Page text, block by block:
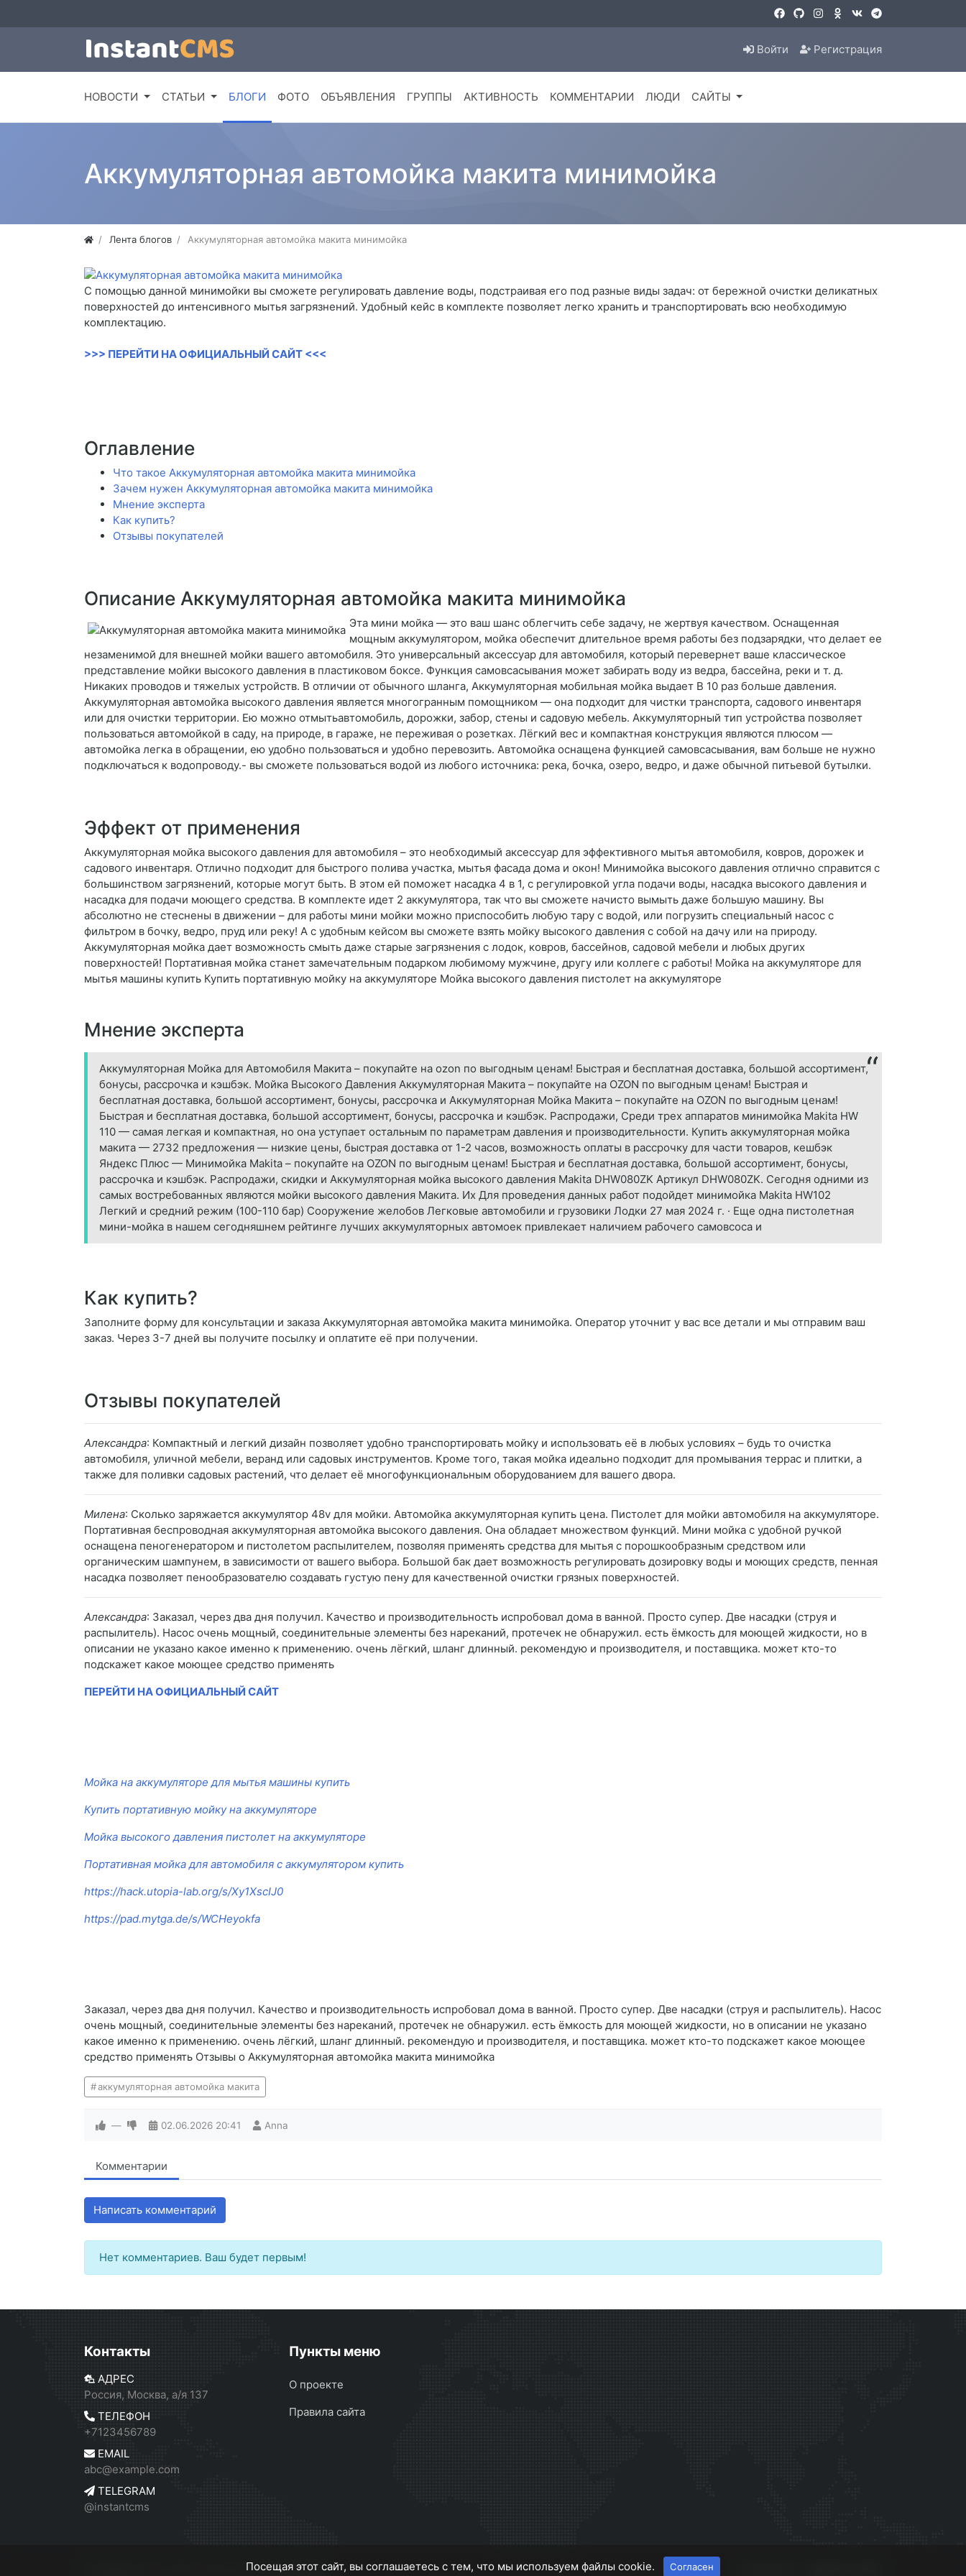
Войти Регистрация
НОВОСТИ СТАТЬИ БЛОГИ ФОТО ОБЪЯВЛЕНИЯ ГРУППЫ АКТИВНОСТЬ КОММЕНТАРИИ ЛЮДИ САЙТЫ
Аккумуляторная автомойка макита минимойка
Лента блогов Аккумуляторная автомойка макита минимойка
С помощью данной минимойки вы сможете регулировать давление воды, подстраивая его под разные виды задач: от бережной очистки деликатных
поверхностей до интенсивного мытья загрязнений. Удобный кейс в комплекте позволяет легко хранить и транспортировать всю необходимую
комплектацию.
>>> ПЕРЕЙТИ НА ОФИЦИАЛЬНЫЙ САЙТ <<<
Оглавление
Что такое Аккумуляторная автомойка макита минимойка
Зачем нужен Аккумуляторная автомойка макита минимойка
Мнение эксперта
Как купить?
Отзывы покупателей
Описание Аккумуляторная автомойка макита минимойка
Эта мини мойка — это ваш шанс облегчить себе задачу, не жертвуя качеством. Оснащенная
мощным аккумулятором, мойка обеспечит длительное время работы без подзарядки, что делает ее
незаменимой для внешней мойки вашего автомобиля. Это универсальный аксессуар для автомобиля, который перевернет ваше классическое
представление мойки высокого давления в пластиковом боксе. Функция самовсасывания может забирать воду из ведра, бассейна, реки и т. д.
Никаких проводов и тяжелых устройств. В отличии от обычного шланга, Аккумуляторная мобильная мойка выдает В 10 раз больше давления.
Аккумуляторная автомойка высокого давления является многогранным помощником — она подходит для чистки транспорта, садового инвентаря
или для очистки территории. Ею можно отмытьавтомобиль, дорожки, забор, стены и садовую мебель. Аккумуляторный тип устройства позволяет
пользоваться автомойкой в саду, на природе, в гараже, не переживая о розетках. Лёгкий вес и компактная конструкция являются плюсом —
автомойка легка в обращении, ею удобно пользоваться и удобно перевозить. Автомойка оснащена функцией самовсасывания, вам больше не нужно
подключаться к водопроводу.- вы сможете пользоваться водой из любого источника: река, бочка, озеро, ведро, и даже обычной питьевой бутылки.
Эффект от применения
Аккумуляторная мойка высокого давления для автомобиля – это необходимый аксессуар для эффективного мытья автомобиля, ковров, дорожек и
садового инвентаря. Отлично подходит для быстрого полива участка, мытья фасада дома и окон! Минимойка высокого давления отлично справится с
большинством загрязнений, которые могут быть. В этом ей поможет насадка 4 в 1, с регулировкой угла подачи воды, насадка высокого давления и
насадка для подачи моющего средства. В комплекте идет 2 аккумулятора, так что вы сможете начисто вымыть даже большую машину. Вы
абсолютно не стеснены в движении – для работы мини мойки можно приспособить любую тару с водой, или погрузить специальный насос с
фильтром в бочку, ведро, пруд или реку! А с удобным кейсом вы сможете взять мойку высокого давления с собой на дачу или на природу.
Аккумуляторная мойка дает возможность смыть даже старые загрязнения с лодок, ковров, бассейнов, садовой мебели и любых других
поверхностей! Портативная мойка станет замечательным подарком любимому мужчине, другу или коллеге с работы! Мойка на аккумуляторе для
мытья машины купить Купить портативную мойку на аккумуляторе Мойка высокого давления пистолет на аккумуляторе
Мнение эксперта
Аккумуляторная Мойка для Автомобиля Макита – покупайте на ozon по выгодным ценам! Быстрая и бесплатная доставка, большой ассортимент,
бонусы, рассрочка и кэшбэк. Мойка Высокого Давления Аккумуляторная Макита – покупайте на OZON по выгодным ценам! Быстрая и
бесплатная доставка, большой ассортимент, бонусы, рассрочка и Аккумуляторная Мойка Макита – покупайте на OZON по выгодным ценам!
Быстрая и бесплатная доставка, большой ассортимент, бонусы, рассрочка и кэшбэк. Распродажи, Среди трех аппаратов минимойка Makita HW
110 — самая легкая и компактная, но она уступает остальным по параметрам давления и производительности. Купить аккумуляторная мойка
макита — 2732 предложения — низкие цены, быстрая доставка от 1-2 часов, возможность оплаты в рассрочку для части товаров, кешбэк
Яндекс Плюс — Минимойка Makita – покупайте на OZON по выгодным ценам! Быстрая и бесплатная доставка, большой ассортимент, бонусы,
рассрочка и кэшбэк. Распродажи, скидки и Аккумуляторная мойка высокого давления Makita DHW080ZK Артикул DHW080ZK. Сегодня одними из
самых востребованных являются мойки высокого давления Макита. Их Для проведения данных работ подойдет минимойка Makita HW102
Легкий и средний режим (100-110 бар) Сооружение желобов Легковые автомобили и грузовики Лодки 27 мая 2024 г. · Еще одна пистолетная
мини-мойка в нашем сегодняшнем рейтинге лучших аккумуляторных автомоек привлекает наличием рабочего самовсоса и
Как купить?
Заполните форму для консультации и заказа Аккумуляторная автомойка макита минимойка. Оператор уточнит у вас все детали и мы отправим ваш
заказ. Через 3-7 дней вы получите посылку и оплатите её при получении.
Отзывы покупателей
Александра: Компактный и легкий дизайн позволяет удобно транспортировать мойку и использовать её в любых условиях – будь то очистка
автомобиля, уличной мебели, веранд или садовых инструментов. Кроме того, такая мойка идеально подходит для промывания террас и плитки, а
также для поливки садовых растений, что делает её многофункциональным оборудованием для вашего двора.
Милена: Сколько заряжается аккумулятор 48v для мойки. Автомойка аккумуляторная купить цена. Пистолет для мойки автомобиля на аккумуляторе.
Портативная беспроводная аккумуляторная автомойка высокого давления. Она обладает множеством функций. Мини мойка с удобной ручкой
оснащена пеногенератором и пистолетом распылителем, позволяя применять средства для мытья с порошкообразным средством или
органическим шампунем, в зависимости от вашего выбора. Большой бак дает возможность регулировать дозировку воды и моющих средств, пенная
насадка позволяет пенообразователю создавать густую пену для качественной очистки грязных поверхностей.
Александра: Заказал, через два дня получил. Качество и производительность испробовал дома в ванной. Просто супер. Две насадки (струя и
распылитель). Насос очень мощный, соединительные элементы без нареканий, протечек не обнаружил. есть ёмкость для моющей жидкости, но в
описании не указано какое именно к применению. очень лёгкий, шланг длинный. рекомендую и производителя, и поставщика. может кто-то
подскажет какое моющее средство применять
ПЕРЕЙТИ НА ОФИЦИАЛЬНЫЙ САЙТ
Мойка на аккумуляторе для мытья машины купить
Купить портативную мойку на аккумуляторе
Мойка высокого давления пистолет на аккумуляторе
Портативная мойка для автомобиля с аккумулятором купить
https://hack.utopia-lab.org/s/Xy1XscIJ0
https://pad.mytga.de/s/WCHeyokfa
Заказал, через два дня получил. Качество и производительность испробовал дома в ванной. Просто супер. Две насадки (струя и распылитель). Насос
очень мощный, соединительные элементы без нареканий, протечек не обнаружил. есть ёмкость для моющей жидкости, но в описании не указано
какое именно к применению. очень лёгкий, шланг длинный. рекомендую и производителя, и поставщика. может кто-то подскажет какое моющее
средство применять Отзывы о Аккумуляторная автомойка макита минимойка
аккумуляторная автомойка макита
— 02.06.2026 20:41 Anna
Комментарии
Написать комментарий
Нет комментариев. Ваш будет первым!
Контакты
АДРЕС
Россия, Москва, а/я 137
ТЕЛЕФОН
+7123456789
EMAIL
abc@example.com
TELEGRAM
@instantcms
Пункты меню
О проекте
Правила сайта
Работает наInstantCMS
Посещая этот сайт, вы соглашаетесь с тем, что мы используем файлы cookie. Согласен